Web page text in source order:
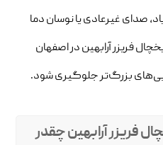
صدای غیرعادی یا نوسان دما
فریزر آرابهین در اصفهان
بزرگ‌تر جلوگیری شود.
فریزر آرابهین چقدر